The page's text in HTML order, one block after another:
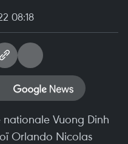
08:18
nationale Vuong Dinh
Orlando Nicolas